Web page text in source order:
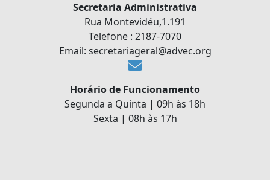
Secretaria Administrativa
Rua Montevidéu,1.191
Telefone : 2187-7070
Email: secretariageral@advec.org
Horário de Funcionamento
Segunda a Quinta | 09h às 18h
Sexta | 08h às 17h